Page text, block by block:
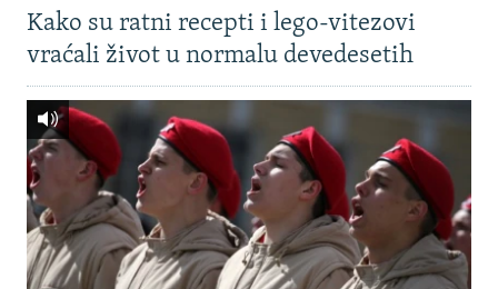
Kako su ratni recepti i lego-vitezovi
vraćali život u normalu devedesetih